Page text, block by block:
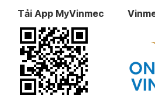
Tải App MyVinmec